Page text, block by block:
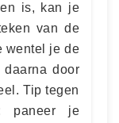
is, kan je
van de
wentel je de
daarna door
Tip tegen
paneer je